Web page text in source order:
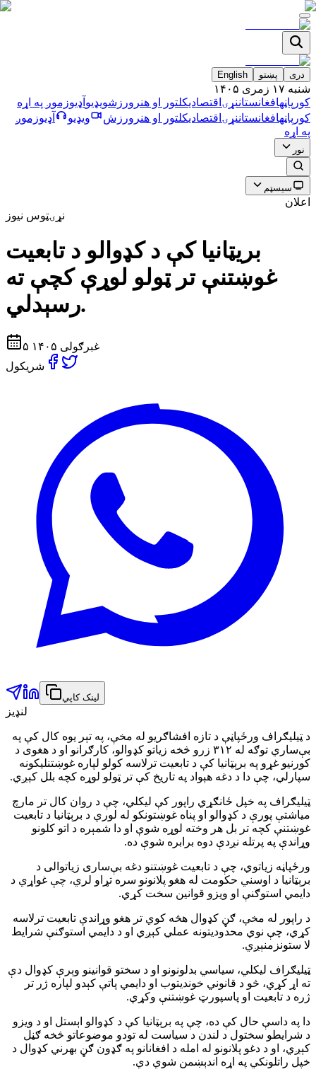
دری پښتو English
شنبه ۱۷ زمری ۱۴۰۵
کورپاڼهافغانستاننړۍ اقتصاديکلتور او هنر ورزشویډیو آډیوزموږ په اړه
کورپاڼهافغانستاننړۍ اقتصاديکلتور او هنر ورزش ویډیو آډیوزموږ
په اړه
نور
سیسټم
اعلان
نړۍټوس نیوز
بريټانيا كې د كډوالو د تابعيت
غوښتنې تر ټولو لوړې كچې ته
رسېدلي.
۵ غبرګولی ۱۴۰۵
شریکول
لینک کاپي
لنډیز
د ټیلیګراف ورځپاڼې د تازه افشاګریو له مخې، په تېر یوه کال کې په
بې‌ساري توګه له ۳۱۲ زرو څخه زیاتو کډوالو، کارګرانو او د هغوی د
کورنیو غړو په برېټانیا کې د تابعیت ترلاسه کولو لپاره غوښتنلیکونه
سپارلي، چې دا د دغه هېواد په تاریخ کې تر ټولو لوړه کچه بلل کېږي.
ټیلیګراف په خپل ځانګړي راپور کې لیکلي، چې د روان کال تر مارچ
میاشتې پورې د کډوالو او پناه غوښتونکو له لوري د برېټانیا د تابعیت
غوښتنې کچه تر بل هر وخته لوړه شوې او دا شمېره د اتو کلونو
وړاندې په پرتله نږدې دوه برابره شوې ده.
ورځپاڼه زیاتوي، چې د تابعیت غوښتنو دغه بې‌ساری زیاتوالی د
برېټانیا د اوسني حکومت له هغو پلانونو سره تړاو لري، چې غواړي د
دایمي استوګنې او ویزو قوانین سخت کړي.
د راپور له مخې، ګڼ کډوال هڅه کوي تر هغو وړاندې تابعیت ترلاسه
کړي، چې نوي محدودیتونه عملي کېږي او د دایمي استوګنې شرایط
لا ستونزمنېږي.
ټیلیګراف لیکلي، سیاسي بدلونونو او د سختو قوانینو وېرې کډوال دې
ته اړ کړي، څو د قانوني خوندیتوب او دایمي پاتې کېدو لپاره ژر تر
ژره د تابعیت او پاسپورټ غوښتنې وکړي.
دا په داسې حال کې ده، چې په برېټانیا کې د کډوالو اېستل او د ویزو
د شرایطو سختول د لندن د سیاست له تودو موضوعاتو څخه ګڼل
کېږي، او د دغو پلانونو له امله د افغانانو په ګډون ګڼ بهرني کډوال د
خپل راتلونکي په اړه اندېښمن شوي دي.